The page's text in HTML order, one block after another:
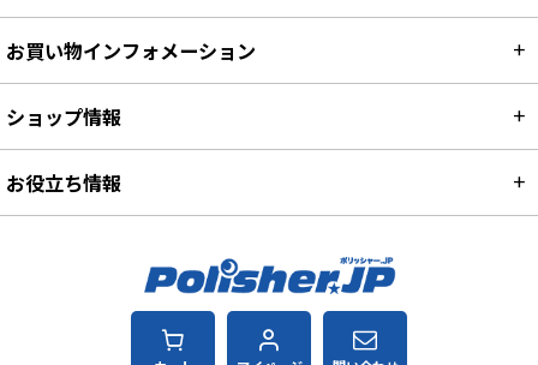
お買い物インフォメーション
ショップ情報
お役立ち情報